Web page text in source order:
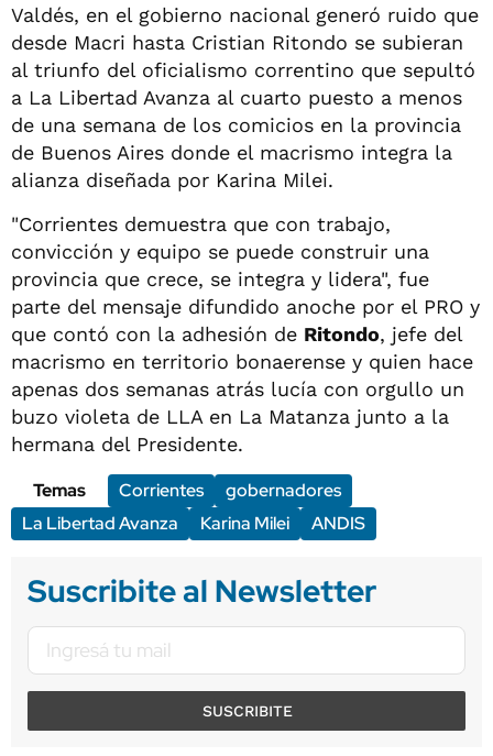
Valdés, en el gobierno nacional generó ruido que
desde Macri hasta Cristian Ritondo se subieran
al triunfo del oficialismo correntino que sepultó
a La Libertad Avanza al cuarto puesto a menos
de una semana de los comicios en la provincia
de Buenos Aires donde el macrismo integra la
alianza diseñada por Karina Milei.
"Corrientes demuestra que con trabajo,
convicción y equipo se puede construir una
provincia que crece, se integra y lidera", fue
parte del mensaje difundido anoche por el PRO y
que contó con la adhesión de Ritondo, jefe del
macrismo en territorio bonaerense y quien hace
apenas dos semanas atrás lucía con orgullo un
buzo violeta de LLA en La Matanza junto a la
hermana del Presidente.
Temas
Corrientes
gobernadores
La Libertad Avanza
Karina Milei ANDIS
Suscribite al Newsletter
SUSCRIBITE